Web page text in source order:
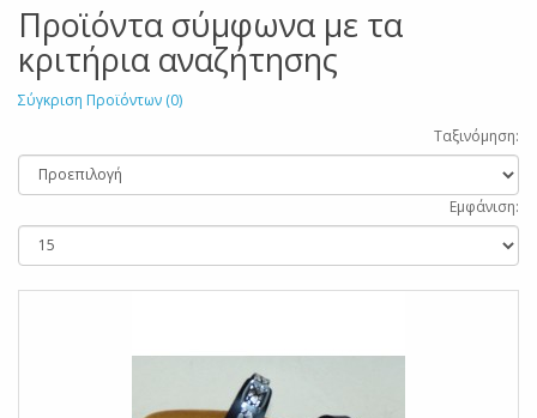
Προϊόντα σύμφωνα με τα
κριτήρια αναζήτησης
Σύγκριση Προϊόντων (0)
Ταξινόμηση:
Εμφάνιση: